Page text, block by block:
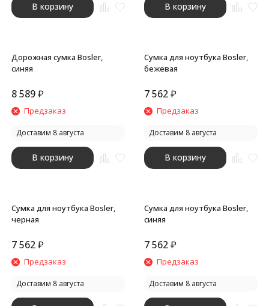
В корзину В корзину
Дорожная сумка Bosler,
синяя
8 589₽
Предзаказ
Доставим 8 августа
В корзину
Сумка для ноутбука Bosler,
бежевая
7 562₽
Предзаказ
Доставим 8 августа
В корзину
Сумка для ноутбука Bosler,
черная
7 562₽
Предзаказ
Доставим 8 августа
Сумка для ноутбука Bosler,
синяя
7 562₽
Предзаказ
Доставим 8 августа